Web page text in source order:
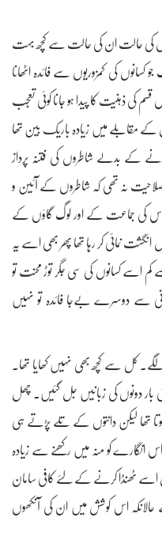
کی حالت ان کی حالت سے کچھ بہت
کسانوں کی کمزوریوں سے فائدہ اٹھانا
کی ذہنیت کا پیدا ہو جانا کوئی تعجب
مقابلے میں زیادہ باریک بین تھا
کے بدلے شاطروں کی فتنہ پرداز
نہ تھی کہ شاطروں کے آئین و
اس کی جماعت کے اور لوگ گاؤں کے
نمائی کر رہا تھا پھر بھی اسے یہ
کم اسے کسانوں کی سی جگر توڑ محنت تو
سے دوسرے بےجا فائدہ تو نہیں
کل سے کچھ بھی نہیں کھایا تھا۔
بار دونوں کی زبانیں جل گئیں۔ چھل
ہوتا تھا لیکن دانتوں کے تلے پڑتے ہی
اس انگارے کو منہ میں رکھنے سے زیادہ
اسے ٹھنڈا کرنے کے لئے کافی سامان
اس کوشش میں ان کی آنکھوں